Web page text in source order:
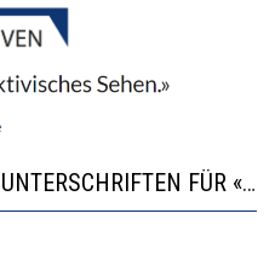
ICH WILL MEHR EVIDENZ UND WILL WISSEN, WAS ALL DIE INVESTITIONEN BRINGEN
DER US-ÖKONOM WALLACE OATES: FÖDERALISMUS IM BILDUNGSBEREICH